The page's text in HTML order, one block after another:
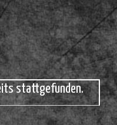
stattgefunden.